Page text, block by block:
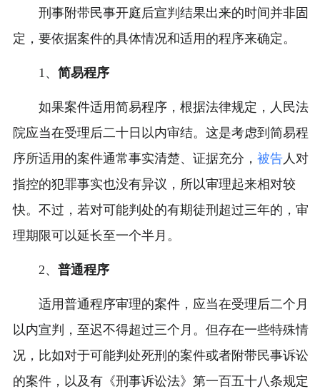
刑事附带民事开庭后宣判结果出来的时间并非固
定，要依据案件的具体情况和适用的程序来确定。
1、 简易程序
如果案件适用简易程序，根据法律规定，人民法
院应当在受理后二十日以内审结。这是考虑到简易程
序所适用的案件通常事实清楚、证据充分， 被告人对
指控的犯罪事实也没有异议，所以审理起来相对较
快。不过，若对可能判处的有期徒刑超过三年的，审
理期限可以延长至一个半月。
2、 普通程序
适用普通程序审理的案件，应当在受理后二个月
以内宣判，至迟不得超过三个月。但存在一些特殊情
况，比如对于可能判处死刑的案件或者附带民事诉讼
的案件，以及有《刑事诉讼法》第一百五十八条规定